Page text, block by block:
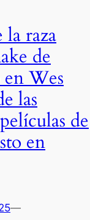
raza
de
Wes
las
de
en
—